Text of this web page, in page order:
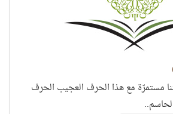
مستمرّة مع هذا الحرف العجيب الحرف